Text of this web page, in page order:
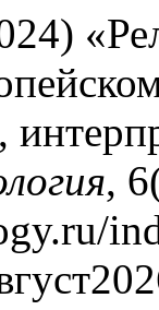
,